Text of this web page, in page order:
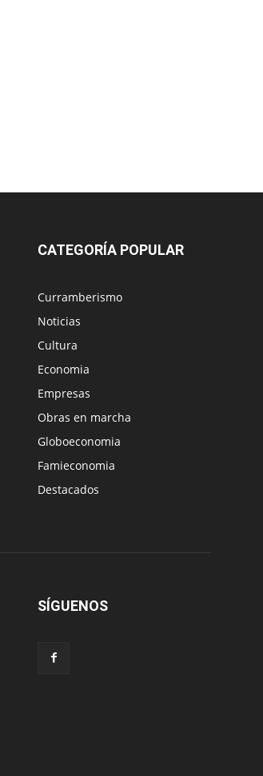
CATEGORÍA POPULAR
Curramberismo
Noticias
Cultura
Economia
Empresas
Obras en marcha
Globoeconomia
Famieconomia
Destacados
SÍGUENOS